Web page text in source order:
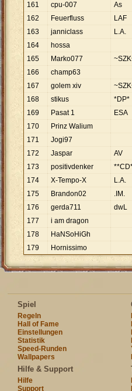
161
cpu-007 As
162
Feuerfluss LAF
163
janniclass L.A.
164
hossa
165
Marko077
166
champ63
167
golem xiv
168
stikus *DP*
169
Pasat 1 ESA
170
Prinz Walium
171
Jogi97
172
Jaspar AV
173
positivdenker
174
X-Tempo-X L.A.
175
Brandon02 .IM.
176
gerda711 dwL
177
i am dragon
178
HaNSoHiGh
179
Hornissimo
Spiel
Regeln
Hall of Fame
Einstellungen
Statistik
Speed-Runden
Wallpapers
Hilfe & Support
Hilfe
Support